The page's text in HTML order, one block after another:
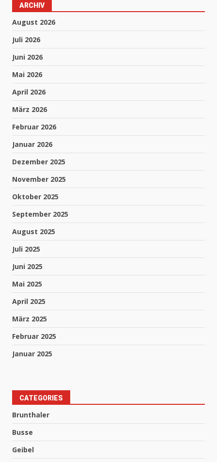
ARCHIV
August 2026
Juli 2026
Juni 2026
Mai 2026
April 2026
März 2026
Februar 2026
Januar 2026
Dezember 2025
November 2025
Oktober 2025
September 2025
August 2025
Juli 2025
Juni 2025
Mai 2025
April 2025
März 2025
Februar 2025
Januar 2025
CATEGORIES
Brunthaler
Busse
Geibel